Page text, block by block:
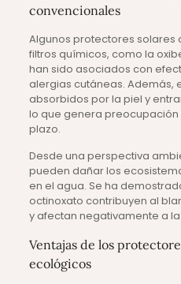
convencionales
Algunos protectores solares
filtros químicos, como la
han sido asociados con
alergias cutáneas. Además,
absorbidos por la piel y
lo que genera
plazo.
Desde una perspectiva
pueden dañar los
en el agua. Se ha
octinoxato contribuyen al
y afectan negativamente a
Ventajas de los
ecológicos